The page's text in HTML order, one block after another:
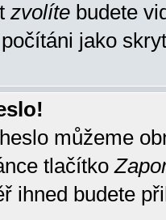
zvolíte budete
jako
můžeme
tlačítko
ihned budete